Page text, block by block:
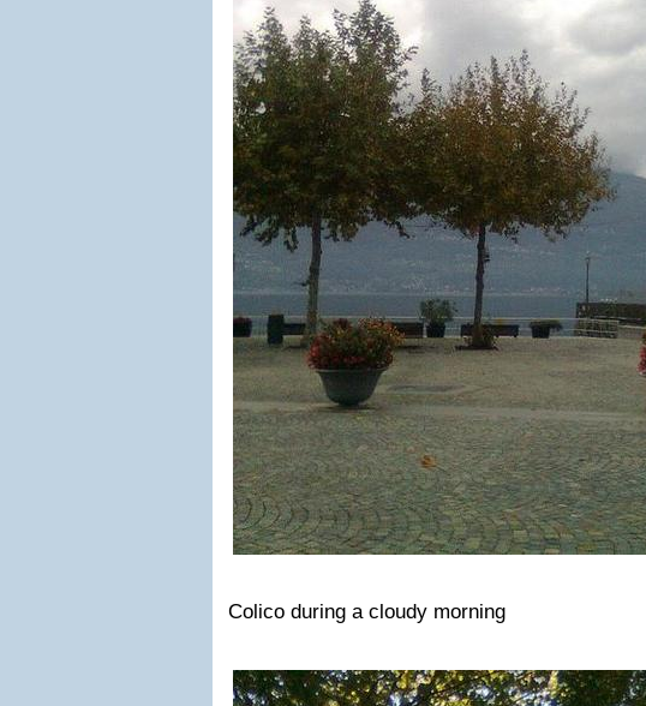
Colico during a cloudy morning